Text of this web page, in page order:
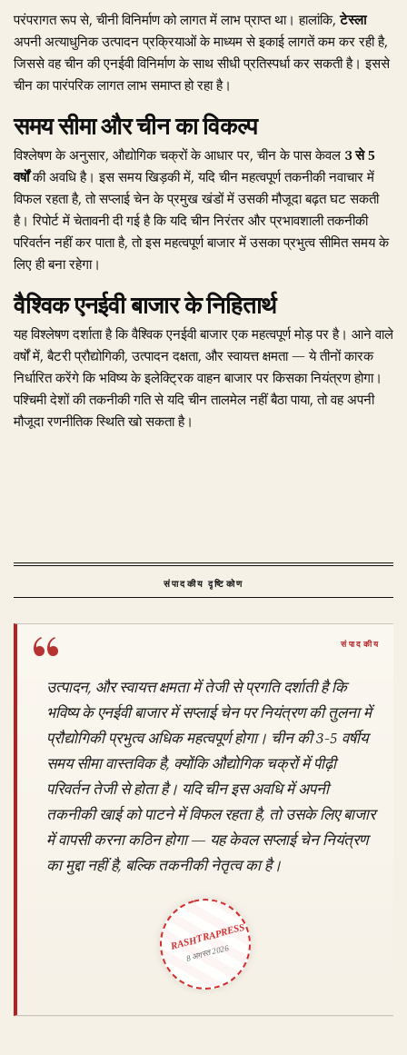
परंपरागत रूप से, चीनी विनिर्माण को लागत में लाभ प्राप्त था। हालांकि,टेस्ला
अपनी अत्याधुनिक उत्पादन प्रक्रियाओं के माध्यम से इकाई लागतें कम कर रही है,
जिससे वह चीन की एनईवी विनिर्माण के साथ सीधी प्रतिस्पर्धा कर सकती है। इससे
चीन का पारंपरिक लागत लाभ समाप्त हो रहा है।
समय सीमा और चीन का विकल्प
विश्लेषण के अनुसार, औद्योगिक चक्रों के आधार पर, चीन के पास केवल 3 से 5
वर्षोंकी अवधि है। इस समय खिड़की में, यदि चीन महत्वपूर्ण तकनीकी नवाचार में
विफल रहता है, तो सप्लाई चेन के प्रमुख खंडों में उसकी मौजूदा बढ़त घट सकती
है। रिपोर्ट में चेतावनी दी गई है कि यदि चीन निरंतर और प्रभावशाली तकनीकी
परिवर्तन नहीं कर पाता है, तो इस महत्वपूर्ण बाजार में उसका प्रभुत्व सीमित समय के
लिए ही बना रहेगा।
वैश्विक एनईवी बाजार के निहितार्थ
यह विश्लेषण दर्शाता है कि वैश्विक एनईवी बाजार एक महत्वपूर्ण मोड़ पर है। आने वाले
वर्षों में, बैटरी प्रौद्योगिकी, उत्पादन दक्षता, और स्वायत्त क्षमता — ये तीनों कारक
निर्धारित करेंगे कि भविष्य के इलेक्ट्रिक वाहन बाजार पर किसका नियंत्रण होगा।
पश्चिमी देशों की तकनीकी गति से यदि चीन तालमेल नहीं बैठा पाया, तो वह अपनी
मौजूदा रणनीतिक स्थिति खो सकता है।
संपादकीय दृष्टिकोण
उत्पादन, और स्वायत्त क्षमता में तेजी से प्रगति दर्शाती है कि
भविष्य के एनईवी बाजार में सप्लाई चेन पर नियंत्रण की तुलना में
प्रौद्योगिकी प्रभुत्व अधिक महत्वपूर्ण होगा। चीन की 3-5 वर्षीय
समय सीमा वास्तविक है, क्योंकि औद्योगिक चक्रों में पीढ़ी
परिवर्तन तेजी से होता है। यदि चीन इस अवधि में अपनी
तकनीकी खाई को पाटने में विफल रहता है, तो उसके लिए बाजार
में वापसी करना कठिन होगा — यह केवल सप्लाई चेन नियंत्रण
का मुद्दा नहीं है, बल्कि तकनीकी नेतृत्व का है।
RASHTRAPRESS
8 अगस्त 2026